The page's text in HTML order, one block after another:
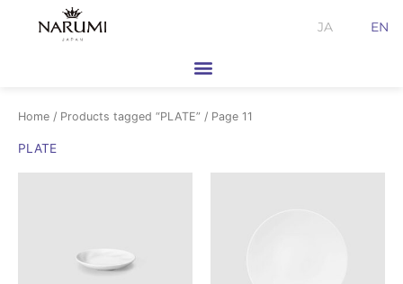
JA EN
Home / Products tagged “PLATE” / Page 11
PLATE